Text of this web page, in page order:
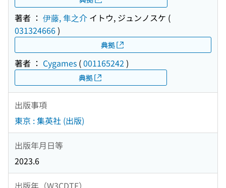
著者 ： 伊藤, 隼之介 イトウ, ジュンノスケ (
031324666)
典拠
著者 ： Cygames (001165242 )
典拠
出版事項
東京 : 集英社 (出版)
出版年月日等
2023.6
出版年（W3CDTF）